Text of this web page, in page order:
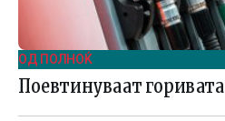
ОД ПОЛНОЌ
Поевтинуваат горивата